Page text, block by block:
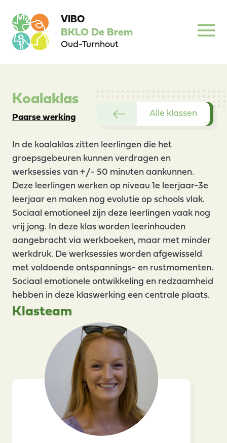
VIBO
BKLO De Brem
Oud-Turnhout
Koalaklas
Paarse werking Alle klassen
In de koalaklas zitten leerlingen die het
groepsgebeuren kunnen verdragen en
werksessies van +/- 50 minuten aankunnen.
Deze leerlingen werken op niveau 1e leerjaar-3e
leerjaar en maken nog evolutie op schools vlak.
Sociaal emotioneel zijn deze leerlingen vaak nog
vrij jong. In deze klas worden leerinhouden
aangebracht via werkboeken, maar met minder
werkdruk. De werksessies worden afgewisseld
met voldoende ontspannings- en rustmomenten.
Sociaal emotionele ontwikkeling en redzaamheid
hebben in deze klaswerking een centrale plaats.
Klasteam